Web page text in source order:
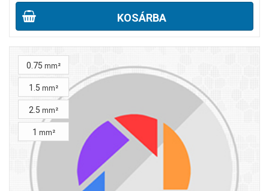
KOSÁRBA
0.75 mm²
1.5 mm²
2.5 mm²
1 mm²